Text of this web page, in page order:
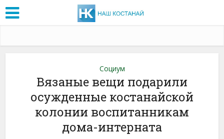
Социум
Вязаные вещи подарили
осужденные костанайской
колонии воспитанникам
дома-интерната